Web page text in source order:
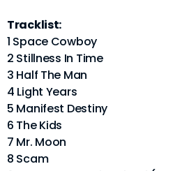
Tracklist:
1 Space Cowboy
2 Stillness In Time
3 Half The Man
4 Light Years
5 Manifest Destiny
6 The Kids
7 Mr. Moon
8 Scam